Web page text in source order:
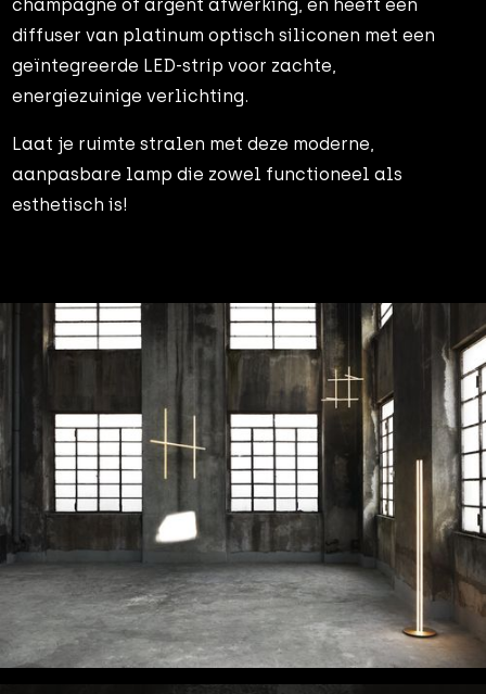
champagne of argent afwerking, en heeft een
diffuser van platinum optisch siliconen met een
geïntegreerde LED-strip voor zachte,
energiezuinige verlichting.
Laat je ruimte stralen met deze moderne,
aanpasbare lamp die zowel functioneel als
esthetisch is!